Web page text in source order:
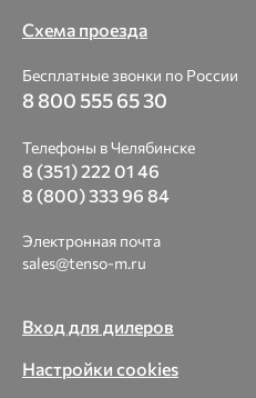
Схема проезда
Бесплатные звонки по России
8 800 555 65 30
Телефоны в Челябинске
8 (351) 222 01 46
8 (800) 333 96 84
Электронная почта
sales@tenso-m.ru
Вход для дилеров
Настройки cookies